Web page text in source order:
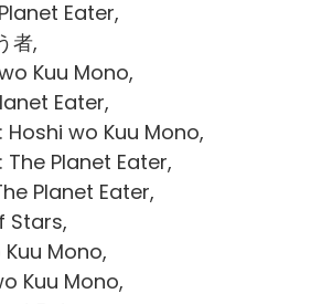
Eater,
者,
Kuu Mono,
Eater,
wo Kuu Mono,
Planet Eater,
Planet Eater,
Stars,
Mono,
Kuu Mono,